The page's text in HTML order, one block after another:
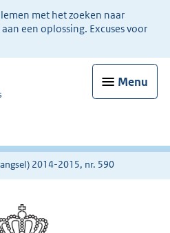
met het zoeken naar
een oplossing. Excuses voor
Menu
2014-2015, nr. 590